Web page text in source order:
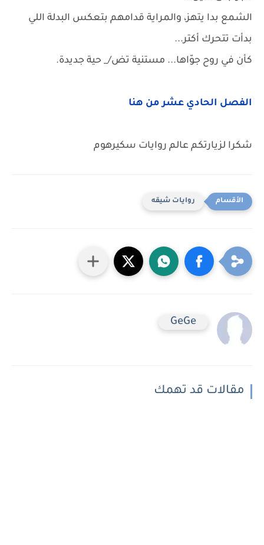
الشمع بدا يتهز، والمراية قدامهم بتعكس البدلة اللي
بدأت تتحرك أكتر...
كأن في روح جوّاها... مستنية تض/_ حية جديدة.
الفصل الحادي عشر من هنا
شكرا لزيارتكم عالم روايات سكيرهوم
روايات شيقه
GeGe
مقالات قد تهمك